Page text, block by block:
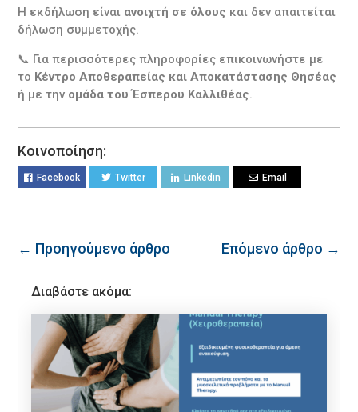
Η εκδήλωση είναι ανοιχτή σε όλους και δεν απαιτείται
δήλωση συμμετοχής.
📞 Για περισσότερες πληροφορίες επικοινωνήστε με
το Κέντρο Αποθεραπείας και Αποκατάστασης Θησέας
ή με την ομάδα του Έσπερου Καλλιθέας.
Κοινοποίηση:
Facebook Twitter Linkedin Email
← Προηγούμενο άρθρο Επόμενο άρθρο →
Διαβάστε ακόμα: